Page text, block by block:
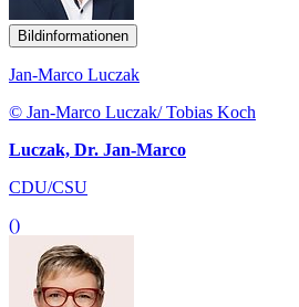
Bildinformationen
Jan-Marco Luczak
© Jan-Marco Luczak/ Tobias Koch
Luczak, Dr. Jan-Marco
CDU/CSU
()